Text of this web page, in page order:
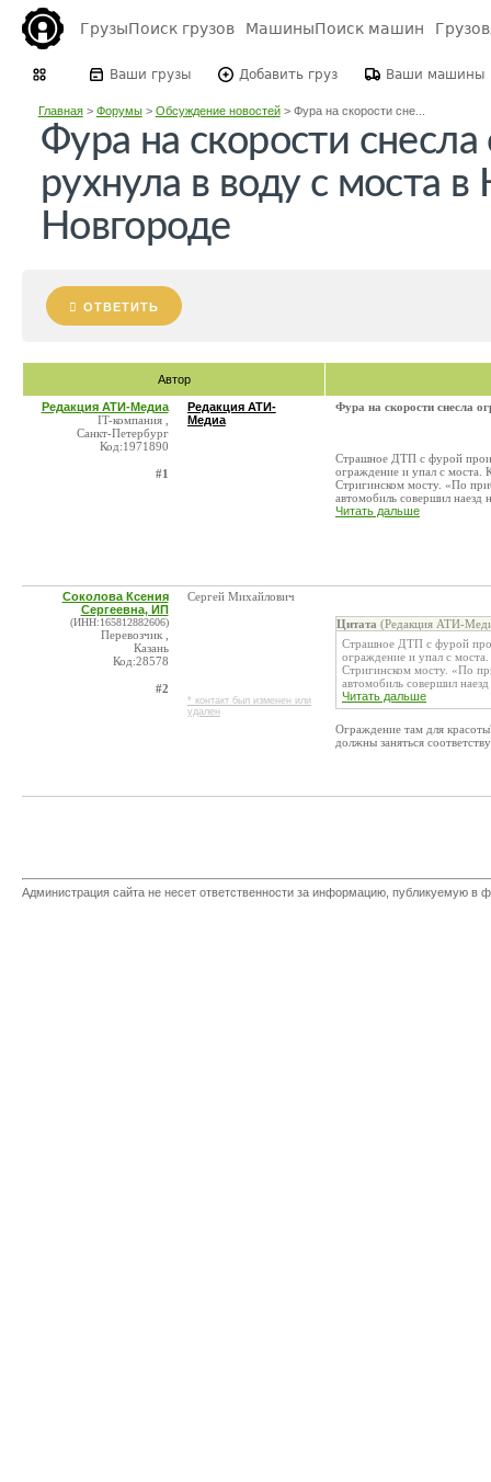
ГрузыПоиск грузов МашиныПоиск машин
Ваши грузы Добавить груз Ваши машины
Главная> Форумы> Обсуждение новостей> Фура на скорости сне...
Фура на скорости
рухнула в воду с моста
Новгороде
ОТВЕТИТЬ
Автор
Редакция АТИ-Медиа
IT-компания ,
Санкт-Петербург
Код:1971890
#1
Редакция АТИ-
Медиа
Фура на скорости снесла
Страшное ДТП с фурой
ограждение и упал с
Стригинском мосту. «По
автомобиль совершил наезд
Читать дальше
Соколова Ксения
Сергеевна, ИП
(ИНН:165812882606)
Перевозчик ,
Казань
Код:28578
#2
Сергей Михайлович
* контакт был изменен или
удален
Цитата (Редакция АТИ-
Страшное ДТП с фурой
ограждение и упал с
Стригинском мосту. «По
автомобиль совершил
Читать дальше
Ограждение там для
должны заняться
Администрация сайта не несет ответственности за информацию, публикуемую